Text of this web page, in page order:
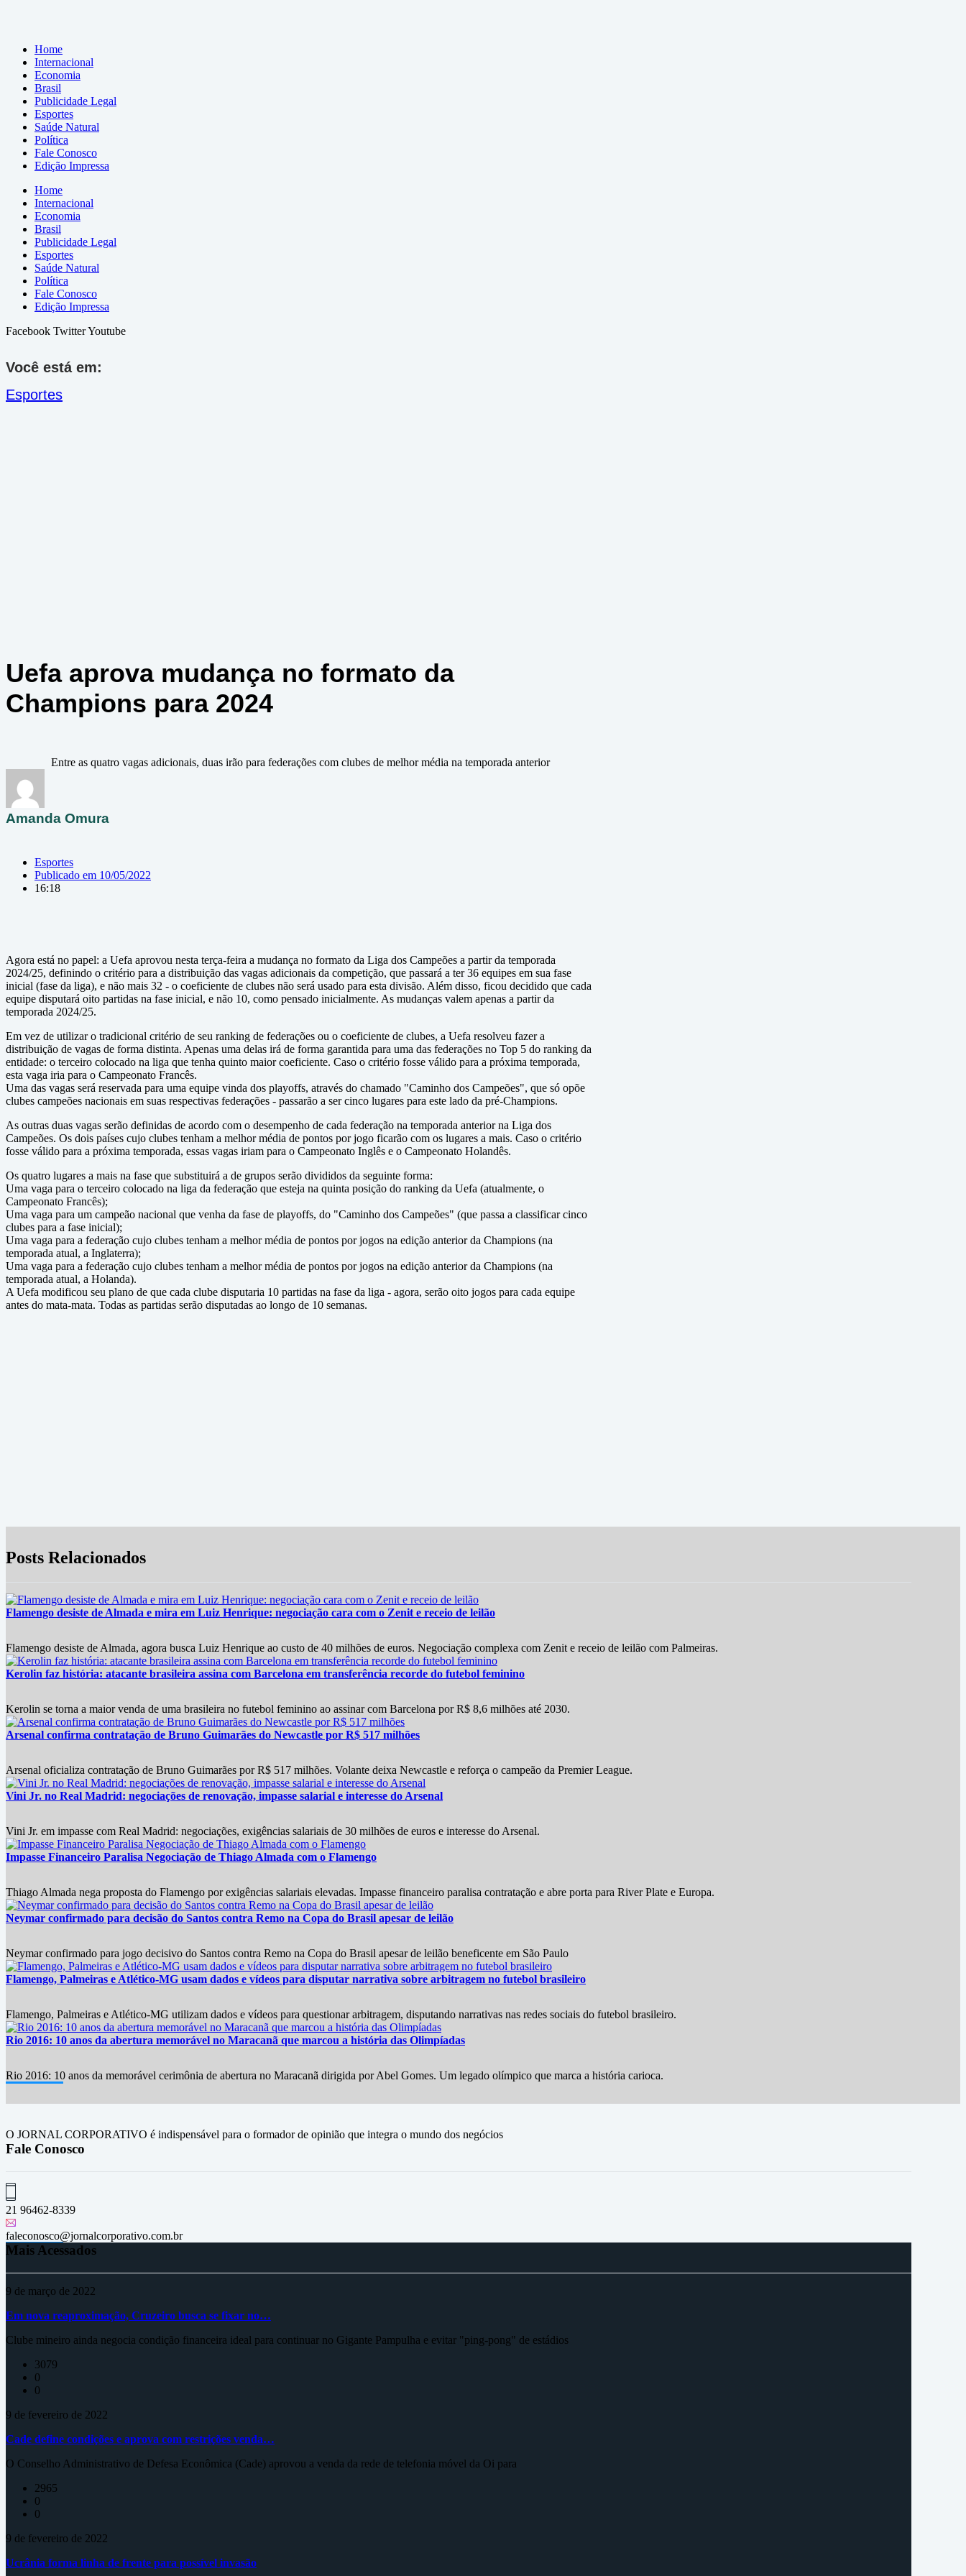
Home
Internacional
Economia
Brasil
Publicidade Legal
Esportes
Saúde Natural
Política
Fale Conosco
Edição Impressa
Home
Internacional
Economia
Brasil
Publicidade Legal
Esportes
Saúde Natural
Política
Fale Conosco
Edição Impressa
Facebook TwitterYoutube
Você está em:
Esportes
Uefa aprova mudança no formato da
Champions para 2024
Entre as quatro vagas adicionais, duas irão para federações com clubes de melhor média na temporada anterior
Amanda Omura
Esportes
Publicado em 10/05/2022
16:18
Agora está no papel: a Uefa aprovou nesta terça-feira a mudança no formato da Liga dos Campeões a partir da temporada
2024/25, definindo o critério para a distribuição das vagas adicionais da competição, que passará a ter 36 equipes em sua fase
inicial (fase da liga), e não mais 32 - o coeficiente de clubes não será usado para esta divisão. Além disso, ficou decidido que cada
equipe disputará oito partidas na fase inicial, e não 10, como pensado inicialmente. As mudanças valem apenas a partir da
temporada 2024/25.
Em vez de utilizar o tradicional critério de seu ranking de federações ou o coeficiente de clubes, a Uefa resolveu fazer a
distribuição de vagas de forma distinta. Apenas uma delas irá de forma garantida para uma das federações no Top 5 do ranking da
entidade: o terceiro colocado na liga que tenha quinto maior coeficiente. Caso o critério fosse válido para a próxima temporada,
esta vaga iria para o Campeonato Francês.
Uma das vagas será reservada para uma equipe vinda dos playoffs, através do chamado "Caminho dos Campeões", que só opõe
clubes campeões nacionais em suas respectivas federações - passarão a ser cinco lugares para este lado da pré-Champions.
As outras duas vagas serão definidas de acordo com o desempenho de cada federação na temporada anterior na Liga dos
Campeões. Os dois países cujo clubes tenham a melhor média de pontos por jogo ficarão com os lugares a mais. Caso o critério
fosse válido para a próxima temporada, essas vagas iriam para o Campeonato Inglês e o Campeonato Holandês.
Os quatro lugares a mais na fase que substituirá a de grupos serão divididos da seguinte forma:
Uma vaga para o terceiro colocado na liga da federação que esteja na quinta posição do ranking da Uefa (atualmente, o
Campeonato Francês);
Uma vaga para um campeão nacional que venha da fase de playoffs, do "Caminho dos Campeões" (que passa a classificar cinco
clubes para a fase inicial);
Uma vaga para a federação cujo clubes tenham a melhor média de pontos por jogos na edição anterior da Champions (na
temporada atual, a Inglaterra);
Uma vaga para a federação cujo clubes tenham a melhor média de pontos por jogos na edição anterior da Champions (na
temporada atual, a Holanda).
A Uefa modificou seu plano de que cada clube disputaria 10 partidas na fase da liga - agora, serão oito jogos para cada equipe
antes do mata-mata. Todas as partidas serão disputadas ao longo de 10 semanas.
Posts Relacionados
Flamengo desiste de Almada e mira em Luiz Henrique: negociação cara com o Zenit e receio de leilão
Flamengo desiste de Almada, agora busca Luiz Henrique ao custo de 40 milhões de euros. Negociação complexa com Zenit e receio de leilão com Palmeiras.
Kerolin faz história: atacante brasileira assina com Barcelona em transferência recorde do futebol feminino
Kerolin se torna a maior venda de uma brasileira no futebol feminino ao assinar com Barcelona por R$ 8,6 milhões até 2030.
Arsenal confirma contratação de Bruno Guimarães do Newcastle por R$ 517 milhões
Arsenal oficializa contratação de Bruno Guimarães por R$ 517 milhões. Volante deixa Newcastle e reforça o campeão da Premier League.
Vini Jr. no Real Madrid: negociações de renovação, impasse salarial e interesse do Arsenal
Vini Jr. em impasse com Real Madrid: negociações, exigências salariais de 30 milhões de euros e interesse do Arsenal.
Impasse Financeiro Paralisa Negociação de Thiago Almada com o Flamengo
Thiago Almada nega proposta do Flamengo por exigências salariais elevadas. Impasse financeiro paralisa contratação e abre porta para River Plate e Europa.
Neymar confirmado para decisão do Santos contra Remo na Copa do Brasil apesar de leilão
Neymar confirmado para jogo decisivo do Santos contra Remo na Copa do Brasil apesar de leilão beneficente em São Paulo
Flamengo, Palmeiras e Atlético-MG usam dados e vídeos para disputar narrativa sobre arbitragem no futebol brasileiro
Flamengo, Palmeiras e Atlético-MG utilizam dados e vídeos para questionar arbitragem, disputando narrativas nas redes sociais do futebol brasileiro.
Rio 2016: 10 anos da abertura memorável no Maracanã que marcou a história das Olimpíadas
Rio 2016: 10 anos da memorável cerimônia de abertura no Maracanã dirigida por Abel Gomes. Um legado olímpico que marca a história carioca.
O JORNAL CORPORATIVO é indispensável para o formador de opinião que integra o mundo dos negócios
Fale Conosco
21 96462-8339
faleconosco@jornalcorporativo.com.br
Mais Acessados
9 de março de 2022
Em nova reaproximação, Cruzeiro busca se fixar no…
Clube mineiro ainda negocia condição financeira ideal para continuar no Gigante Pampulha e evitar "ping-pong" de estádios
3079
0
0
9 de fevereiro de 2022
Cade define condições e aprova com restrições venda…
O Conselho Administrativo de Defesa Econômica (Cade) aprovou a venda da rede de telefonia móvel da Oi para
2965
0
0
9 de fevereiro de 2022
Ucrânia forma linha de frente para possível invasão